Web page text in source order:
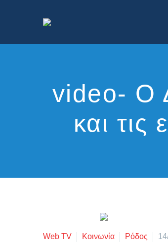
video- Ο
και τις
Web TV Κοινωνία Ρόδος